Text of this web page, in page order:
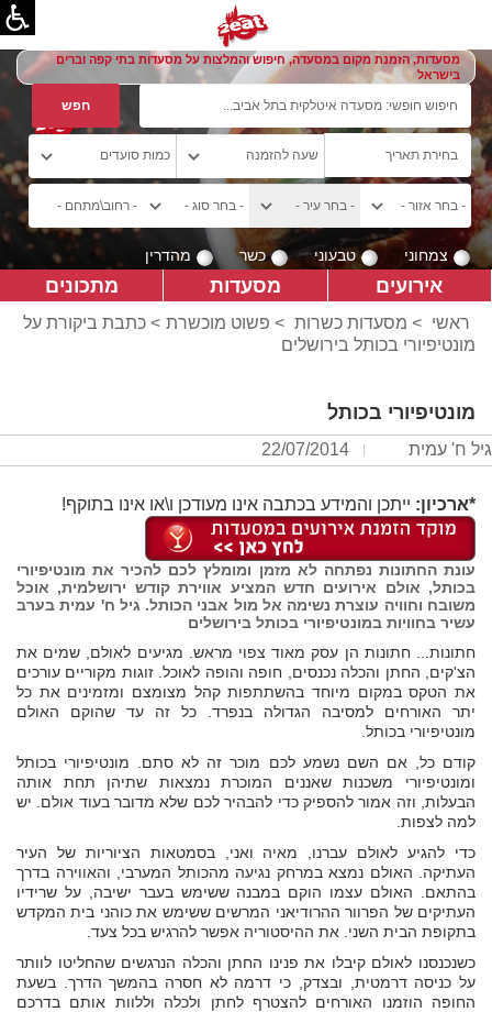
מסעדות, הזמנת מקום במסעדה, חיפוש והמלצות על מסעדות בתי קפה וברים
בישראל
צמחוני טבעוני כשר מהדרין
אירועים מסעדות מתכונים
ראשי > מסעדות כשרות > פשוט מוכשרת > כתבת ביקורת על
מונטיפיורי בכותל בירושלים
מונטיפיורי בכותל
גיל ח' עמית 22/07/2014
*ארכיון: ייתכן והמידע בכתבה אינו מעודכן ו\או אינו בתוקף!
עונת החתונות נפתחה לא מזמן ומומלץ לכם להכיר את מונטיפיורי
בכותל, אולם אירועים חדש המציע אווירת קודש ירושלמית, אוכל
משובח וחוויה עוצרת נשימה אל מול אבני הכותל. גיל ח' עמית בערב
עשיר בחוויות במונטיפיורי בכותל בירושלים
חתונות... חתונות הן עסק מאוד צפוי מראש. מגיעים לאולם, שמים את
הצ'קים, החתן והכלה נכנסים, חופה והופה לאוכל. זוגות מקוריים עורכים
את הטקס במקום מיוחד בהשתתפות קהל מצומצם ומזמינים את כל
יתר האורחים למסיבה הגדולה בנפרד. כל זה עד שהוקם האולם
מונטיפיורי בכותל.
קודם כל, אם השם נשמע לכם מוכר זה לא סתם. מונטיפיורי בכותל
ומונטיפיורי משכנות שאננים המוכרת נמצאות שתיהן תחת אותה
הבעלות, וזה אמור להספיק כדי להבהיר לכם שלא מדובר בעוד אולם. יש
למה לצפות.
כדי להגיע לאולם עברנו, מאיה ואני, בסמטאות הציוריות של העיר
העתיקה. האולם נמצא במרחק נגיעה מהכותל המערבי, והאווירה בדרך
בהתאם. האולם עצמו הוקם במבנה ששימש בעבר ישיבה, על שרידיו
העתיקים של הפרוור ההרודיאני המרשים ששימש את כוהני בית המקדש
בתקופת הבית השני. את ההיסטוריה אפשר להרגיש בכל צעד.
כשנכנסנו לאולם קיבלו את פנינו החתן והכלה הנרגשים שהחליטו לוותר
על כניסה דרמטית, ובצדק, כי דרמה לא חסרה בהמשך הדרך. בשעת
החופה הוזמנו האורחים להצטרף לחתן ולכלה וללוות אותם בדרכם